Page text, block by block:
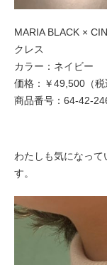
MARIA BLACK ×
クレス
カラー：ネイビー
価格：￥49,500（税
商品番号：64-42-
わたしも気になっ
す。